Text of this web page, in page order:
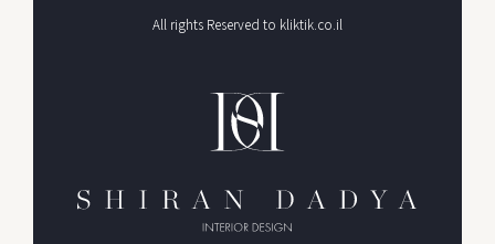
All rights Reserved to kliktik.co.il